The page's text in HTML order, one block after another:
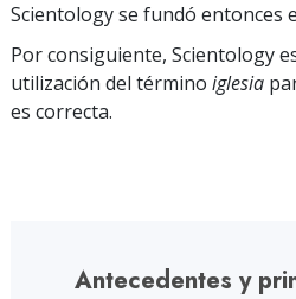
Scientology se fundó entonces
Por consiguiente, Scientology
utilización del término iglesia
es correcta.
Antecedentes y